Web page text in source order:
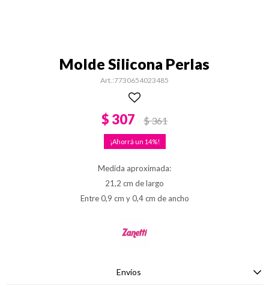
Molde Silicona Perlas
7730654023485
$ 307 $361
14
Medida aproximada:
21,2 cm de largo
Entre 0,9 cm y 0,4 cm de ancho
Envíos